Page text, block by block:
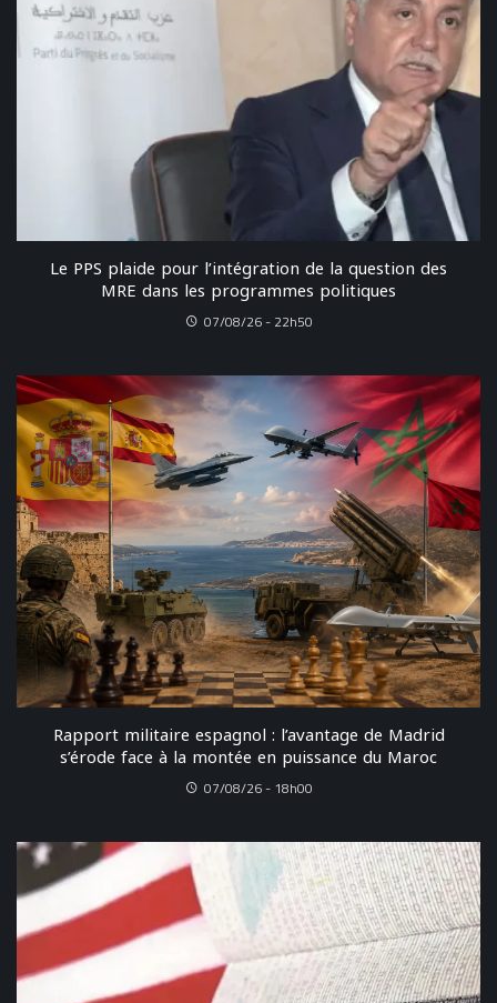
Le PPS plaide pour l’intégration de la question des
MRE dans les programmes politiques
07/08/26 - 22h50
Rapport militaire espagnol : l’avantage de Madrid
s’érode face à la montée en puissance du Maroc
07/08/26 - 18h00